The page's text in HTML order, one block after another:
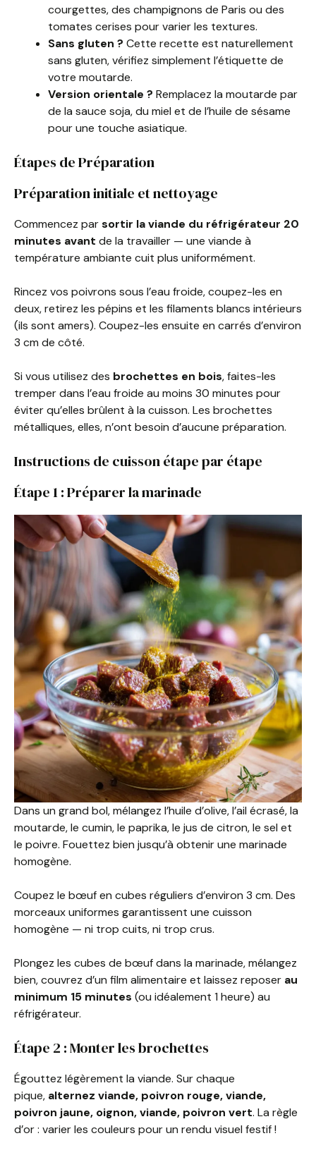
courgettes, des champignons de Paris ou des
tomates cerises pour varier les textures.
Sans gluten ? Cette recette est naturellement
sans gluten, vérifiez simplement l’étiquette de
votre moutarde.
Version orientale ? Remplacez la moutarde par
de la sauce soja, du miel et de l’huile de sésame
pour une touche asiatique.
Étapes de Préparation
Préparation initiale et nettoyage
Commencez parsortir la viande du réfrigérateur 20
minutes avant de la travailler — une viande à
température ambiante cuit plus uniformément.
Rincez vos poivrons sous l’eau froide, coupez-les en
deux, retirez les pépins et les filaments blancs intérieurs
(ils sont amers). Coupez-les ensuite en carrés d’environ
3 cm de côté.
Si vous utilisez des brochettes en bois, faites-les
tremper dans l’eau froide au moins 30 minutes pour
éviter qu’elles brûlent à la cuisson. Les brochettes
métalliques, elles, n’ont besoin d’aucune préparation.
Instructions de cuisson étape par étape
Étape 1 : Préparer la marinade
Dans un grand bol, mélangez l’huile d’olive, l’ail écrasé, la
moutarde, le cumin, le paprika, le jus de citron, le sel et
le poivre. Fouettez bien jusqu’à obtenir une marinade
homogène.
Coupez le bœuf en cubes réguliers d’environ 3 cm. Des
morceaux uniformes garantissent une cuisson
homogène — ni trop cuits, ni trop crus.
Plongez les cubes de bœuf dans la marinade, mélangez
bien, couvrez d’un film alimentaire et laissez reposer au
minimum 15 minutes (ou idéalement 1 heure) au
réfrigérateur.
Étape 2 : Monter les brochettes
Égouttez légèrement la viande. Sur chaque
pique, alternez viande, poivron rouge, viande,
poivron jaune, oignon, viande, poivron vert. La règle
d’or : varier les couleurs pour un rendu visuel festif !